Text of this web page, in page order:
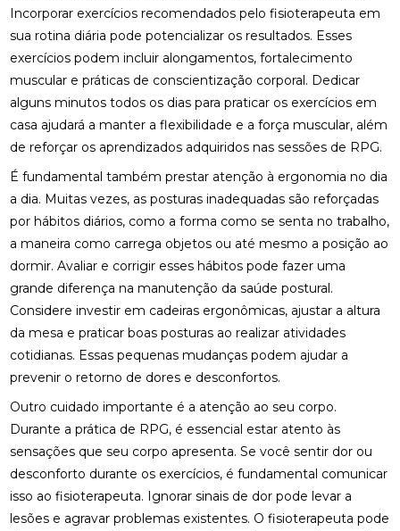
Incorporar exercícios recomendados pelo fisioterapeuta em
sua rotina diária pode potencializar os resultados. Esses
exercícios podem incluir alongamentos, fortalecimento
muscular e práticas de conscientização corporal. Dedicar
alguns minutos todos os dias para praticar os exercícios em
casa ajudará a manter a flexibilidade e a força muscular, além
de reforçar os aprendizados adquiridos nas sessões de RPG.
É fundamental também prestar atenção à ergonomia no dia
a dia. Muitas vezes, as posturas inadequadas são reforçadas
por hábitos diários, como a forma como se senta no trabalho,
a maneira como carrega objetos ou até mesmo a posição ao
dormir. Avaliar e corrigir esses hábitos pode fazer uma
grande diferença na manutenção da saúde postural.
Considere investir em cadeiras ergonômicas, ajustar a altura
da mesa e praticar boas posturas ao realizar atividades
cotidianas. Essas pequenas mudanças podem ajudar a
prevenir o retorno de dores e desconfortos.
Outro cuidado importante é a atenção ao seu corpo.
Durante a prática de RPG, é essencial estar atento às
sensações que seu corpo apresenta. Se você sentir dor ou
desconforto durante os exercícios, é fundamental comunicar
isso ao fisioterapeuta. Ignorar sinais de dor pode levar a
lesões e agravar problemas existentes. O fisioterapeuta pode
FISIOTERAPIA PARA REABILITAÇÃO DO LABIRINTO:
DESCUBRA COMO
SOLUÇÃO IDEAL PARA MELHORAR A SAÚDE
PULMONAR EM CASA
FISIOTERAPIA RESPIRATÓRIA DOMICILIAR É
SOLUÇÃO IDEAL PARA MELHORAR SAÚDE
PULMONAR EM CASA
FISIOTERAPIA RESPIRATÓRIA DOMICILIAR EFICAZ
FISIOTERAPIA RESPIRATÓRIA DOMICILIAR EFICAZ:
SAIBA TUDO SOBRE O TEMA
FISIOTERAPIA RESPIRATÓRIA DOMICILIAR PARA
MELHORAR A QUALIDADE DE VIDA
FISIOTERAPIA RESPIRATÓRIA DOMICILIAR:
BENEFÍCIOS INCRÍVEIS
FISIOTERAPIA VESTIBULAR PARA LABIRINTITE:
BENEFÍCIOS E TRATAMENTOS
FISIOTERAPIA VESTIBULAR PARA LABIRINTITE:
COMO ALIVIAR SINTOMAS E MELHORAR A
QUALIDADE DE VIDA